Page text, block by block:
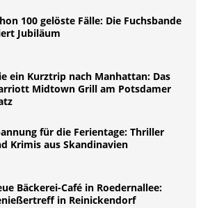
100 gelöste Fälle: Die Fuchsbande
Jubiläum
ein Kurztrip nach Manhattan: Das
Midtown Grill am Potsdamer
für die Ferientage: Thriller
Krimis aus Skandinavien
Bäckerei-Café in Roedernallee:
in Reinickendorf